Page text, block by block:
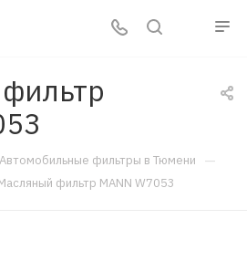
Автомобильные фильтры в Тюмени —
фильтр MANN W7053